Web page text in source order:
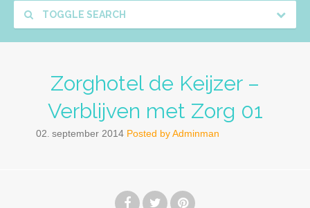
TOGGLE SEARCH
Zorghotel de Keijzer –
Verblijven met Zorg 01
02. september 2014 Posted byAdminman